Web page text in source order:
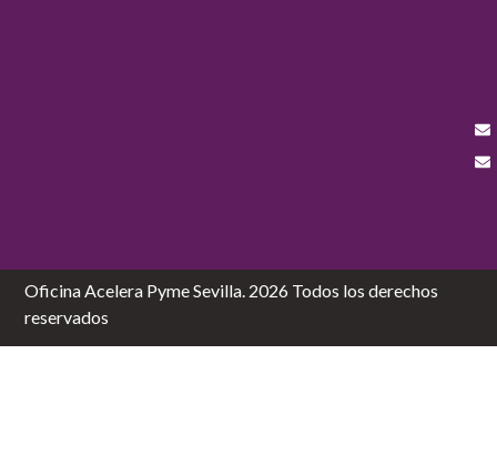
Oficina Acelera Pyme Sevilla. 2026 Todos los derechos
reservados